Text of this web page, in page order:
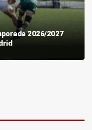
2026/2027